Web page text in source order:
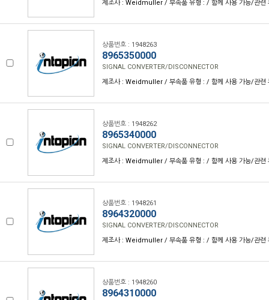
제조사 : Weidmuller / 부속품 유형 : / 함께 사용 가능/관련
상품번호 : 1948263
8965350000
SIGNAL CONVERTER/DISCONNECTOR
제조사 : Weidmuller / 부속품 유형 : / 함께 사용 가능/관련
상품번호 : 1948262
8965340000
SIGNAL CONVERTER/DISCONNECTOR
제조사 : Weidmuller / 부속품 유형 : / 함께 사용 가능/관련
상품번호 : 1948261
8964320000
SIGNAL CONVERTER/DISCONNECTOR
제조사 : Weidmuller / 부속품 유형 : / 함께 사용 가능/관련
상품번호 : 1948260
8964310000